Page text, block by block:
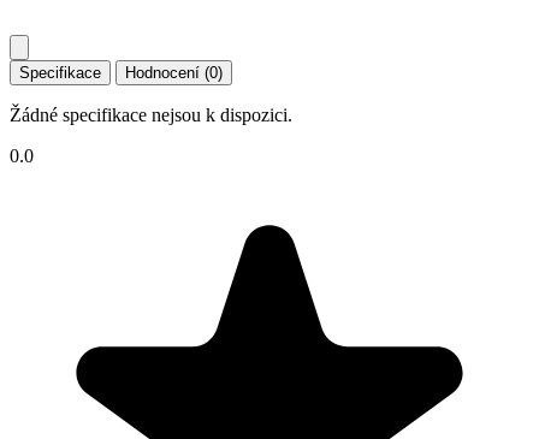
Specifikace Hodnocení (0)
Žádné specifikace nejsou k dispozici.
0.0